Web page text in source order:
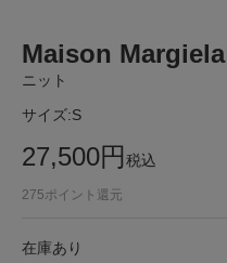
Maison Margiela
ニット
サイズ:S
27,500円税込
275ポイント還元
在庫あり